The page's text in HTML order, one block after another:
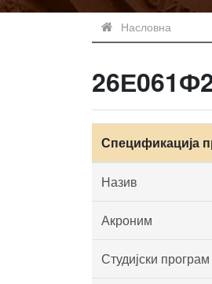
Насловна
Спецификација
Назив
Акроним
Студијски програм